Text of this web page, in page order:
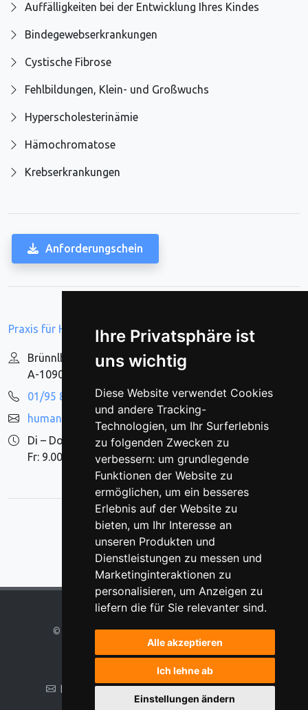
Ihre Privatsphäre ist
uns wichtig
Diese Website verwendet Cookies
und andere Tracking-
Technologien, um Ihr Surferlebnis
zu folgenden Zwecken zu
verbessern: um grundlegende
Funktionen der Website zu
ermöglichen, um ein besseres
Erlebnis auf der Website zu
bieten, um Ihr Interesse an
unseren Produkten und
Dienstleistungen zu messen und
Marketinginteraktionen zu
personalisieren, um Anzeigen zu
liefern die für Sie relevanter sind.
Alle akzeptieren
Ich lehne ab
Einstellungen ändern
Auffälligkeiten bei der Entwicklung Ihres Kindes
Bindegewebserkrankungen
Cystische Fibrose
Fehlbildungen, Klein- und Großwuchs
Hyperscholesterinämie
Hämochromatose
Krebserkrankungen
Anforderungschein
Praxis für Humangenetik Wien
Brünnlbadgasse 15
A-1090 Wien
01/95 80 164
humangenetik@gencik.com
Di – Do: 9.00 – 16.00 Uhr
Fr: 9.00 – 14.00 Uhr
© 2026 Alle Rechte vorbehalten bei Medgene®
Made with and byGraphic
humangenetik@gencik.com ·
01 95 80 164